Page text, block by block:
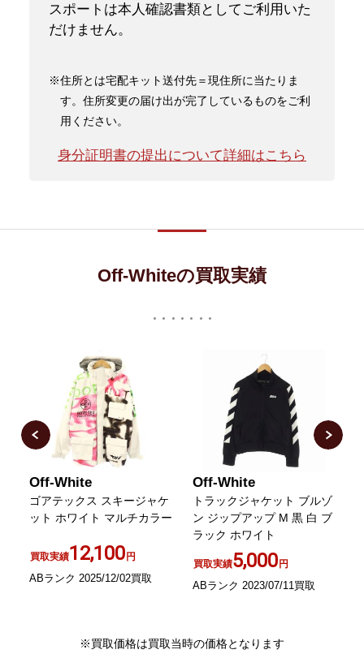
スポートは本人確認書類としてご利用いた
だけません。
※住所とは宅配キット送付先＝現住所に当たりま
す。住所変更の届け出が完了しているものをご利
用ください。
身分証明書の提出について詳細はこちら
Off-Whiteの買取実績
Off-White
ゴアテックス スキージャケ
ット ホワイト マルチカラー
買取実績12,100円
ABランク 2025/12/02買取
Off-White
トラックジャケット ブルゾ
ン ジップアップ M 黒 白 ブ
ラック ホワイト
買取実績5,000円
ABランク 2023/07/11買取
※買取価格は買取当時の価格となります